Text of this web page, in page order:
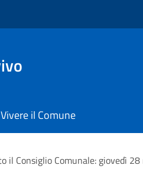
Vivere il Comune
il Consiglio Comunale: giovedì